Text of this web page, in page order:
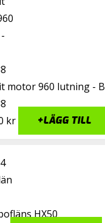
motor 960 lutning -
kr +LÄGG TILL
HX50